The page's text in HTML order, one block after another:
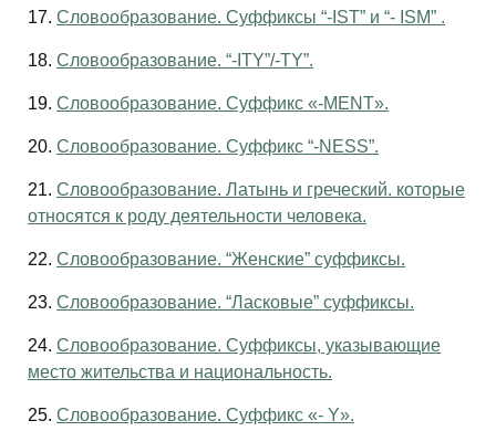
17. Словообразование. Суффиксы “-IST” и “- ISM” .
18. Словообразование. “-ITY”/-TY”.
19. Словообразование. Суффикс «-MENT».
20. Словообразование. Суффикс “-NESS”.
21. Словообразование. Латынь и греческий. которые
относятся к роду деятельности человека.
22. Словообразование. “Женские” суффиксы.
23. Словообразование. “Ласковые” суффиксы.
24. Словообразование. Суффиксы, указывающие
место жительства и национальность.
25. Словообразование. Суффикс «- Y».